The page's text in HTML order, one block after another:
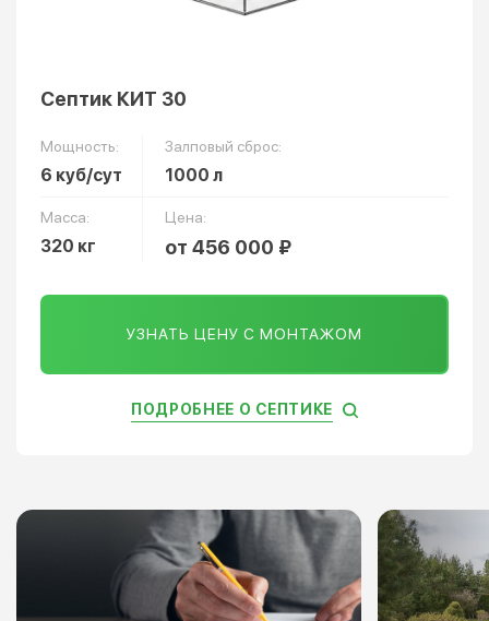
Септик КИТ 30
Мощность:
6 куб/сут
Залповый сброс:
1000 л
Масса:
320 кг
Цена:
от 456 000 ₽
УЗНАТЬ ЦЕНУ С МОНТАЖОМ
ПОДРОБНЕЕ О СЕПТИКЕ